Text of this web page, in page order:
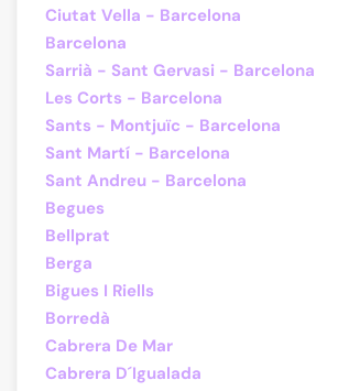
Ciutat Vella - Barcelona
Barcelona
Sarrià - Sant Gervasi - Barcelona
Les Corts - Barcelona
Sants - Montjuïc - Barcelona
Sant Martí - Barcelona
Sant Andreu - Barcelona
Begues
Bellprat
Berga
Bigues I Riells
Borredà
Cabrera De Mar
Cabrera D´Igualada